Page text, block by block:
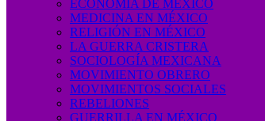
ECONOMÍA DE MÉXICO
MEDICINA EN MÉXICO
RELIGIÓN EN MÉXICO
LA GUERRA CRISTERA
SOCIOLOGÍA MEXICANA
MOVIMIENTO OBRERO
MOVIMIENTOS SOCIALES
REBELIONES
GUERRILLA EN MÉXICO